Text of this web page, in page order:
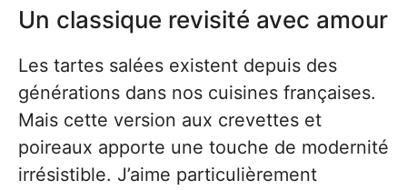
Un classique revisité avec amour
Les tartes salées existent depuis des
générations dans nos cuisines françaises.
Mais cette version aux crevettes et
poireaux apporte une touche de modernité
irrésistible. J’aime particulièrement